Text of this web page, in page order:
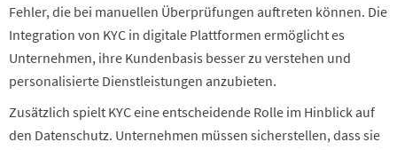
Fehler, die bei manuellen Überprüfungen auftreten können. Die
Integration von KYC in digitale Plattformen ermöglicht es
Unternehmen, ihre Kundenbasis besser zu verstehen und
personalisierte Dienstleistungen anzubieten.
Zusätzlich spielt KYC eine entscheidende Rolle im Hinblick auf
den Datenschutz. Unternehmen müssen sicherstellen, dass sie